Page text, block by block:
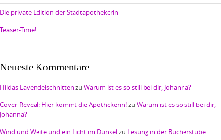
Die private Edition der Stadtapothekerin
Teaser-Time!
Neueste Kommentare
Hildas Lavendelschnitten zu Warum ist es so still bei dir, Johanna?
Cover-Reveal: Hier kommt die Apothekerin!zu Warum ist es so still bei dir,
Johanna?
Wind und Weite und ein Licht im Dunkelzu Lesung in der Bücherstube